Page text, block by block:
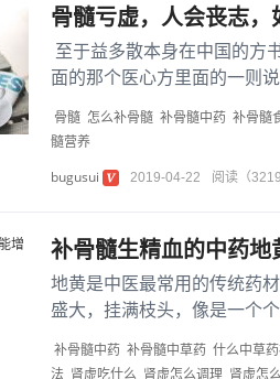
骨髓亏虚，人会丧志
至于益多散本身在中国的方
面的那个医心方里面的一则
骨髓 怎么补骨髓 补骨髓中药 补骨髓
髓营养
bugusui
2019-04-22 阅读（3219
补骨髓生精血的中药地
地黄是中医最常用的传统药
盛大，挂满枝头，像是一个
补骨髓中药 补骨髓中草药 什么中草
法 肾虚吃什么 肾虚怎么调理 肾虚怎